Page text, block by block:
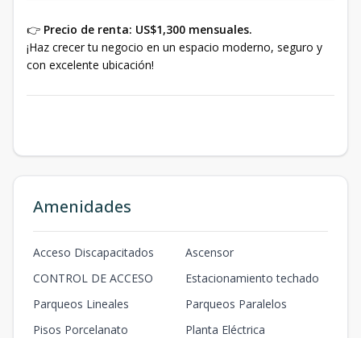
👉 Precio de renta: US$1,300 mensuales.
¡Haz crecer tu negocio en un espacio moderno, seguro y
con excelente ubicación!
Amenidades
Acceso Discapacitados
Ascensor
CONTROL DE ACCESO
Estacionamiento techado
Parqueos Lineales
Parqueos Paralelos
Pisos Porcelanato
Planta Eléctrica